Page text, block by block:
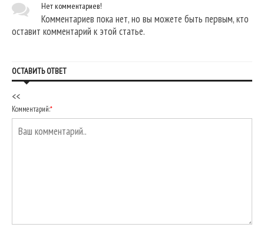
Нет комментариев!
Комментариев пока нет, но вы можете быть первым, кто
оставит комментарий к этой статье.
ОСТАВИТЬ ОТВЕТ
<<
Комментарий:*